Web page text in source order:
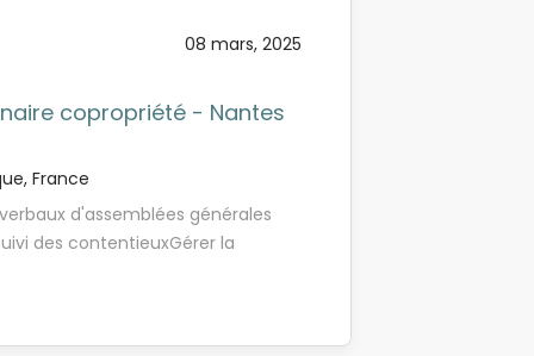
le quotidien avec un gestionnaire
métier. - Formation : Vous
techniques et comptables
en puissance : Vous prenez
08 mars, 2025
copropriété - Nantes
France
d'assemblées générales
des contentieuxGérer la
aux visites de copropriétés